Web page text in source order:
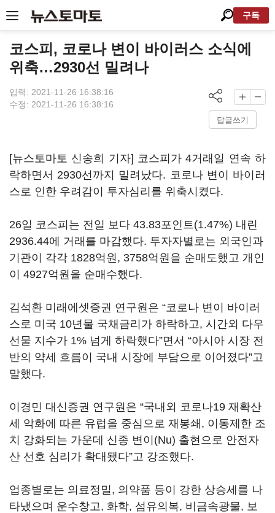
구독
코스피, 코로나 변이 바이러스 소식에
위축…2930선 밀려나
입력: 2021-11-26 16:38:16
수정: 2021-11-26 16:38:16
답글쓰기
[뉴스토마토 신송희 기자] 코스피가 4거래일 연속 하
락하면서 2930선까지 밀려났다. 코로나 변이 바이러
스로 인한 우려감이 투자심리를 위축시켰다.
26일 코스피는 전일 보다 43.83포인트(1.47%) 내린
2936.44에 거래를 마감했다. 투자자별로는 외국인과
기관이 각각 1828억원, 3758억원을 순매도했고 개인
이 4927억원을 순매수했다.
김석환 미래에셋증권 연구원은 “코로나 변이 바이러
스로 미국 10년물 국채금리가 하락하고, 시간외 다우
선물 지수가 1% 넘게 하락했다”면서 “아시아 시장 전
반의 약세 흐름이 국내 시장에 부담으로 이어졌다”고
말했다.
이경민 대신증권 연구원은 “국내외 코로나19 재확산
세 악화에 따른 유럽을 중심으로 재봉쇄, 이동제한 조
치 강화되는 가운데 신종 변이(Nu) 출현으로 안전자
산 선호 심리가 확대됐다”고 강조했다.
업종별로는 의료정밀, 의약품 등이 강한 상승세를 나
타냈으며 운수창고, 화학, 섬유의복, 비금속광물, 보